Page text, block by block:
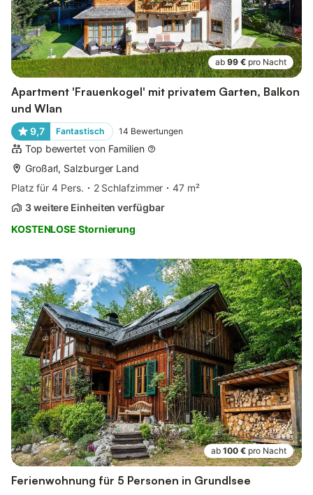
ab 99 € pro Nacht
Apartment 'Frauenkogel' mit privatem Garten, Balkon
und Wlan
9,7 Fantastisch 14 Bewertungen
Top bewertet von Familien
Großarl, Salzburger Land
Platz für 4 Pers.
2 Schlafzimmer
47 m²
3 weitere Einheiten verfügbar
KOSTENLOSE Stornierung
ab 100 € pro Nacht
Ferienwohnung für 5 Personen in Grundlsee